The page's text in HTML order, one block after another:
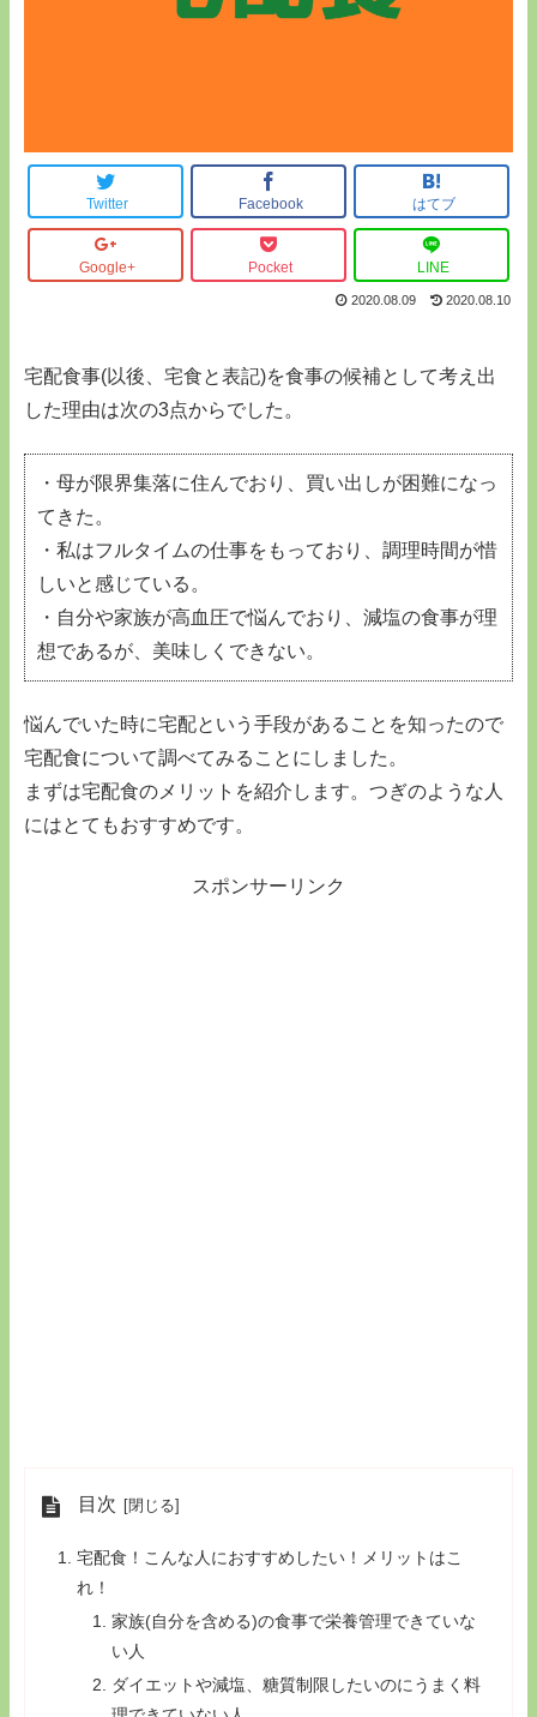
Twitter Facebook はてブ
Google+ Pocket LINE
2020.08.09 2020.08.10
宅配食事(以後、宅食と表記)を食事の候補として考え出
した理由は次の3点からでした。
・母が限界集落に住んでおり、買い出しが困難になっ
てきた。
・私はフルタイムの仕事をもっており、調理時間が惜
しいと感じている。
・自分や家族が高血圧で悩んでおり、減塩の食事が理
想であるが、美味しくできない。
悩んでいた時に宅配という手段があることを知ったので
宅配食について調べてみることにしました。
まずは宅配食のメリットを紹介します。つぎのような人
にはとてもおすすめです。
スポンサーリンク
目次
宅配食！こんな人におすすめしたい！メリットはこ
れ！
家族(自分を含める)の食事で栄養管理できていな
い人
ダイエットや減塩、糖質制限したいのにうまく料